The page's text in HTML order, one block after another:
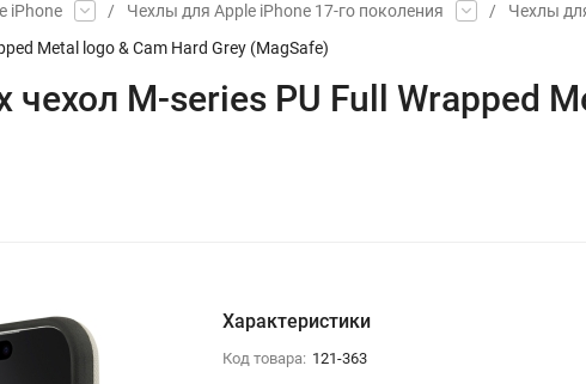
iPhone / Чехлы для Apple iPhone 17-го поколения /
Чехлы
Metal logo & Cam Hard Grey (MagSafe)
чехол M-series PU Full Wrapped
Характеристики
Код товара: 121-363